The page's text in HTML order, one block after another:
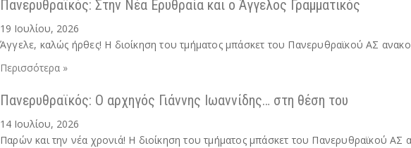
Πανερυθραϊκός: Στην Νέα Ερυθραία και ο Άγγελος Γραμματικός
19 Ιουλίου, 2026
Άγγελε, καλώς ήρθες! Η διοίκηση του τμήματος μπάσκετ του Πανερυθραϊκού ΑΣ
Περισσότερα »
Πανερυθραϊκός: Ο αρχηγός Γιάννης Ιωαννίδης… στη θέση του
14 Ιουλίου, 2026
Παρών και την νέα χρονιά! Η διοίκηση του τμήματος μπάσκετ του Πανερυθραϊκού ΑΣ